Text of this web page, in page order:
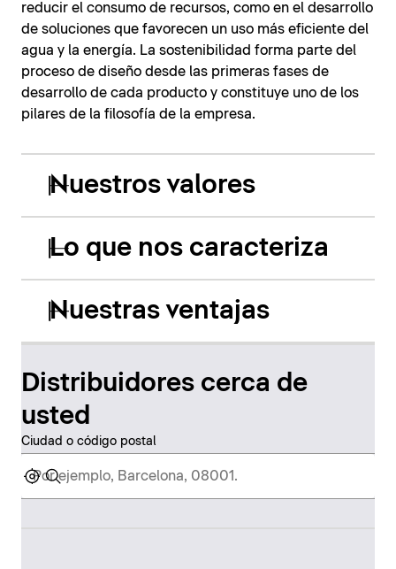
reducir el consumo de recursos, como en el desarrollo
de soluciones que favorecen un uso más eficiente del
agua y la energía. La sostenibilidad forma parte del
proceso de diseño desde las primeras fases de
desarrollo de cada producto y constituye uno de los
pilares de la filosofía de la empresa.
Nuestros valores
Lo que nos caracteriza
Nuestras ventajas
Distribuidores cerca de
usted
Ciudad o código postal